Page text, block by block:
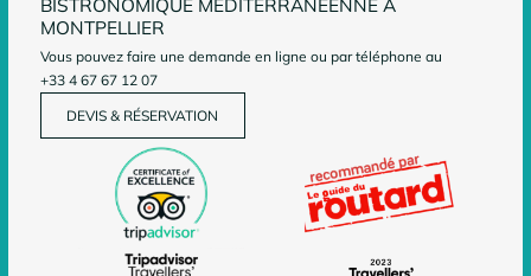
MONTPELLIER
Vous pouvez faire une demande en ligne ou par téléphone au
+33 4 67 67 12 07
DEVIS & RÉSERVATION